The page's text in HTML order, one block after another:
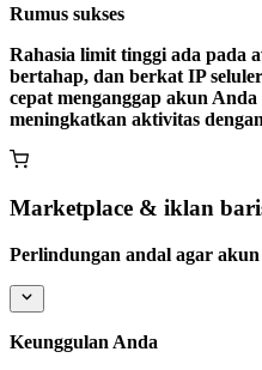
Rumus sukses
Rahasia limit tinggi ada pada
bertahap, dan berkat IP
cepat menganggap akun
meningkatkan aktivitas
Marketplace & iklan
Perlindungan andal agar
Keunggulan Anda